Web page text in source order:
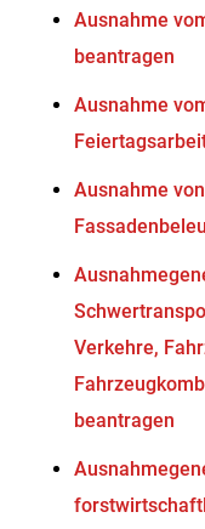
Ausnahme
beantragen
Ausnahme
Ausnahme
Verkehre,
beantragen